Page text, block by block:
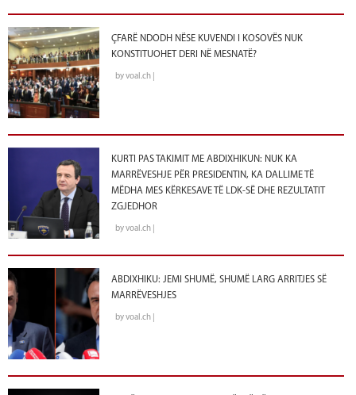
ÇFARË NDODH NËSE KUVENDI I KOSOVËS NUK
KONSTITUOHET DERI NË MESNATË?
by voal.ch |
KURTI PAS TAKIMIT ME ABDIXHIKUN: NUK KA
MARRËVESHJE PËR PRESIDENTIN, KA DALLIME TË
MËDHA MES KËRKESAVE TË LDK-SË DHE REZULTATIT
ZGJEDHOR
by voal.ch |
ABDIXHIKU: JEMI SHUMË, SHUMË LARG ARRITJES SË
MARRËVESHJES
by voal.ch |